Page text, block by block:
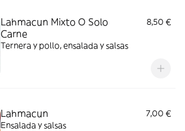
Lahmacun Mixto O Solo
Carne
8,50 €
Ternera y pollo, ensalada y salsas
Lahmacun
7,00 €
Ensalada y salsas